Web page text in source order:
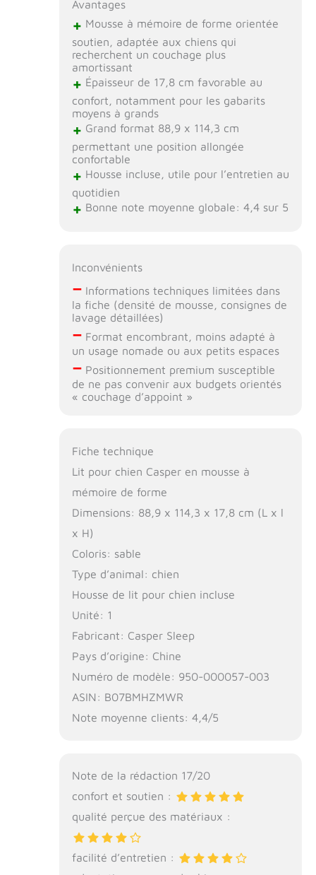
Avantages
+ Mousse à mémoire de forme orientée
soutien, adaptée aux chiens qui
recherchent un couchage plus
amortissant
+ Épaisseur de 17,8 cm favorable au
confort, notamment pour les gabarits
moyens à grands
+ Grand format 88,9 x 114,3 cm
permettant une position allongée
confortable
+ Housse incluse, utile pour l’entretien au
quotidien
+ Bonne note moyenne globale: 4,4 sur 5
Inconvénients
–Informations techniques limitées dans
la fiche (densité de mousse, consignes de
lavage détaillées)
–Format encombrant, moins adapté à
un usage nomade ou aux petits espaces
–Positionnement premium susceptible
de ne pas convenir aux budgets orientés
« couchage d’appoint »
Fiche technique
Lit pour chien Casper en mousse à
mémoire de forme
Dimensions: 88,9 x 114,3 x 17,8 cm (L x l
x H)
Coloris: sable
Type d’animal: chien
Housse de lit pour chien incluse
Unité: 1
Fabricant: Casper Sleep
Pays d’origine: Chine
Numéro de modèle: 950-000057-003
ASIN: B07BMHZMWR
Note moyenne clients: 4,4/5
Note de la rédaction 17/20
confort et soutien :
qualité perçue des matériaux :
facilité d’entretien :